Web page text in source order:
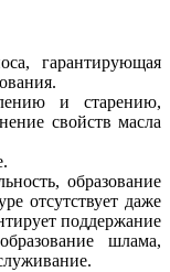
гарантирующая
и старению,
свойств масла
образование
отсутствует даже
поддержание
шлама,